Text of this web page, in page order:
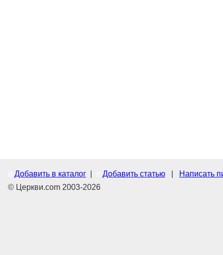
Добавить в каталог Добавить статью
Написать
© Церкви.com 2003-2026